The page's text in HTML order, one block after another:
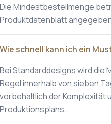
Die Mindestbestellmenge
Produktdatenblatt
Wie schnell kann ich ein
Bei Standarddesigns wird die
Regel innerhalb von sieben
vorbehaltlich der Komplexität
Produktionsplans.